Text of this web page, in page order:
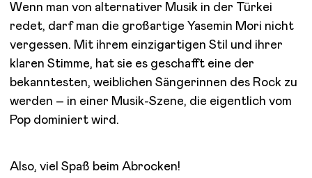
Wenn man von alternativer Musik in der Türkei
redet, darf man die großartige Yasemin Mori nicht
vergessen. Mit ihrem einzigartigen Stil und ihrer
klaren Stimme, hat sie es geschafft eine der
bekanntesten, weiblichen Sängerinnen des Rock zu
werden – in einer Musik-Szene, die eigentlich vom
Pop dominiert wird.
Also, viel Spaß beim Abrocken!